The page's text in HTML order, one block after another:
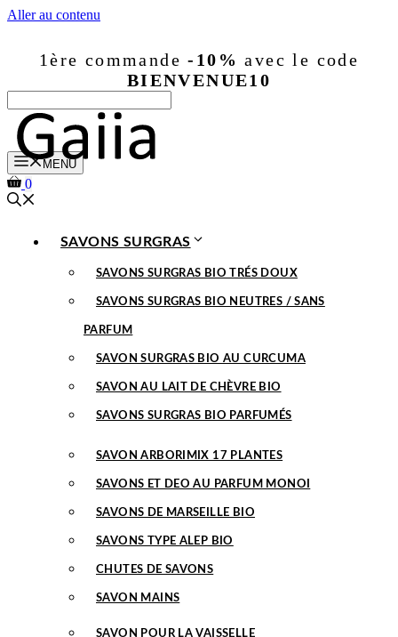
Aller au contenu
1ère commande-10% avec le code
BIENVENUE10
MENU
0
SAVONS SURGRAS
SAVONS SURGRAS BIO TRÉS DOUX
SAVONS SURGRAS BIO NEUTRES / SANS
PARFUM
SAVON SURGRAS BIO AU CURCUMA
SAVON AU LAIT DE CHÈVRE BIO
SAVONS SURGRAS BIO PARFUMÉS
SAVON ARBORIMIX 17 PLANTES
SAVONS ET DEO AU PARFUM MONOI
SAVONS DE MARSEILLE BIO
SAVONS TYPE ALEP BIO
CHUTES DE SAVONS
SAVON MAINS
SAVON POUR LA VAISSELLE